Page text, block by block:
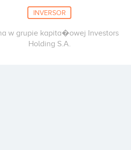
INVERSOR
w grupie kapita�owej Investors
Holding S.A.